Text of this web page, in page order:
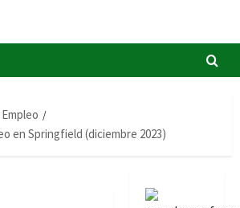
en Springfield (diciembre 2023)